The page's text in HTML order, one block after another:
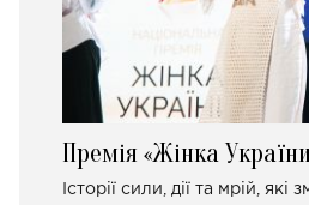
Премія «Жінка
Історії сили, дії та мрій, які